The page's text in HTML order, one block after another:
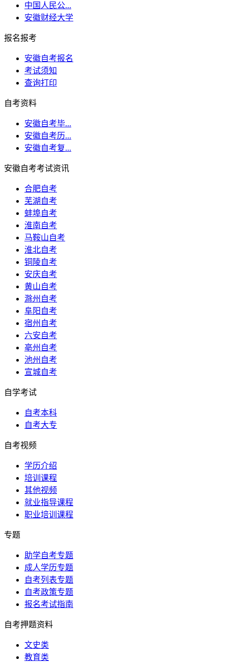
中国人民公...
安徽财经大学
报名报考
安徽自考报名
考试须知
查询打印
自考资料
安徽自考毕...
安徽自考历...
安徽自考复...
安徽自考考试资讯
合肥自考
芜湖自考
蚌埠自考
淮南自考
马鞍山自考
淮北自考
铜陵自考
安庆自考
黄山自考
滁州自考
阜阳自考
宿州自考
六安自考
亳州自考
池州自考
宣城自考
自学考试
自考本科
自考大专
自考视频
学历介绍
培训课程
其他视频
就业指导课程
职业培训课程
专题
助学自考专题
成人学历专题
自考列表专题
自考政策专题
报名考试指南
自考押题资料
文史类
教育类